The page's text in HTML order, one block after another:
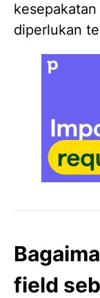
diperlukan
field